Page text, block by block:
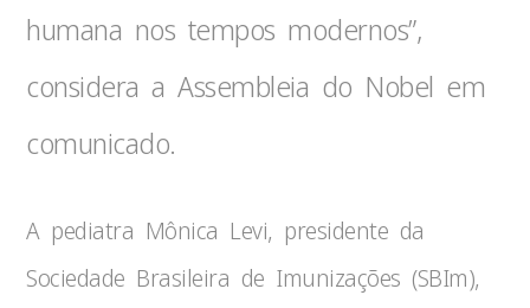
humana nos tempos modernos”,
considera a Assembleia do Nobel em
comunicado.
A pediatra Mônica Levi, presidente da
Sociedade Brasileira de Imunizações (SBIm),